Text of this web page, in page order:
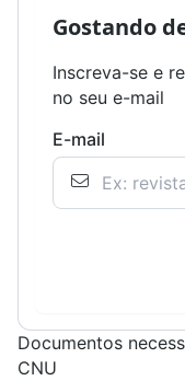
Gostando
Inscreva-se e
no seu e-mail
E-mail
Documentos
CNU